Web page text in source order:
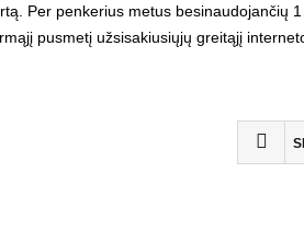
Per penkerius metus besinaudojančių
pusmetį užsisakiusiųjų greitąjį
Vilniaus Žirmūnų mikrorajone,
buvo išgirsti gandų apie bene